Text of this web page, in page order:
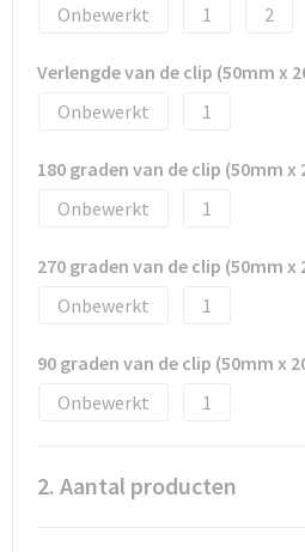
Onbewerkt
1 2
Verlengde van de clip (50mm x
Onbewerkt
1
180 graden van de clip (50mm x
Onbewerkt
1
270 graden van de clip (50mm x
Onbewerkt
1
90 graden van de clip (50mm x
Onbewerkt
1
2. Aantal producten